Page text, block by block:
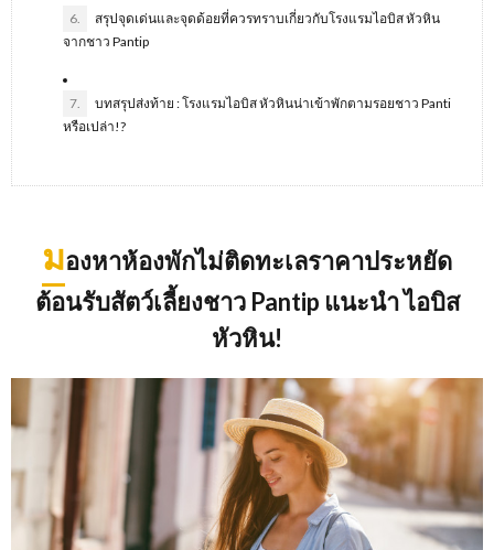
6.
สรุปจุดเด่นและจุดด้อยที่ควรทราบเกี่ยวกับโรงแรมไอบิส หัวหิน
จากชาว Pantip
7.
บทสรุปส่งท้าย : โรงแรมไอบิส หัวหินน่าเข้าพักตามรอยชาว Panti
หรือเปล่า!?
มองหาห้องพักไม่ติดทะเลราคาประหยัด
ต้อนรับสัตว์เลี้ยงชาว Pantip แนะนำ ไอบิส
หัวหิน!